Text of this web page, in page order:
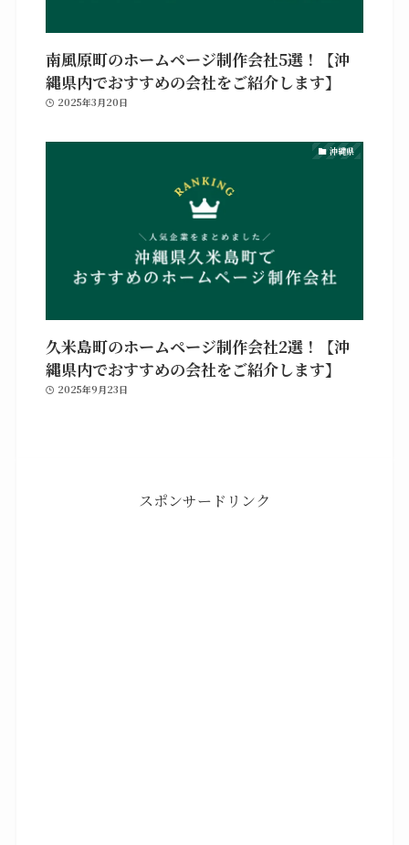
南風原町のホームページ制作会社5選！【沖
縄県内でおすすめの会社をご紹介します】
2025年3月20日
沖縄県
久米島町のホームページ制作会社2選！【沖
縄県内でおすすめの会社をご紹介します】
2025年9月23日
スポンサードリンク